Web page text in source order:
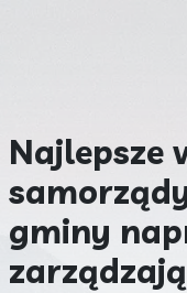
Najlepsze
gminy